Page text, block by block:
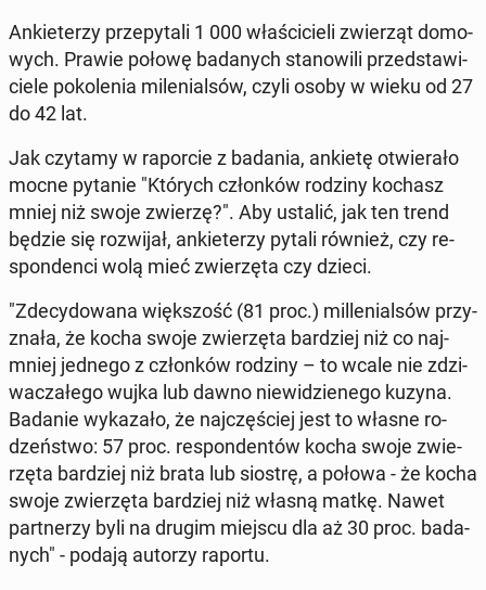
An­kie­te­rzy prze­py­ta­li 1 000 wła­ści­cie­li zwie­rząt do­mo­
wych. Prawie połowę ba­da­nych sta­no­wi­li przed­sta­wi­
cie­le po­ko­le­nia mi­le­nial­sów, czyli osoby w wieku od 27
do 42 lat.
Jak czytamy w ra­por­cie z badania, ankietę otwie­ra­ło
mocne pytanie "Których człon­ków rodziny kochasz
mniej niż swoje zwierzę?". Aby ustalić, jak ten trend
będzie się roz­wi­jał, an­kie­te­rzy pytali również, czy re­
spon­den­ci wolą mieć zwie­rzę­ta czy dzieci.
"Zde­cy­do­wa­na więk­szość (81 proc.) mil­le­nial­sów przy­
zna­ła, że kocha swoje zwie­rzę­ta bar­dziej niż co naj­
mniej jednego z człon­ków rodziny – to wcale nie zdzi­
wa­cza­łe­go wujka lub dawno nie­wi­dzie­ne­go kuzyna.
Badanie wy­ka­za­ło, że naj­czę­ściej jest to własne ro­
dzeń­stwo: 57 proc. re­spon­den­tów kocha swoje zwie­
rzę­ta bar­dziej niż brata lub siostrę, a połowa - że kocha
swoje zwie­rzę­ta bar­dziej niż własną matkę. Nawet
part­ne­rzy byli na drugim miejscu dla aż 30 proc. ba­da­
nych" - podają autorzy raportu.